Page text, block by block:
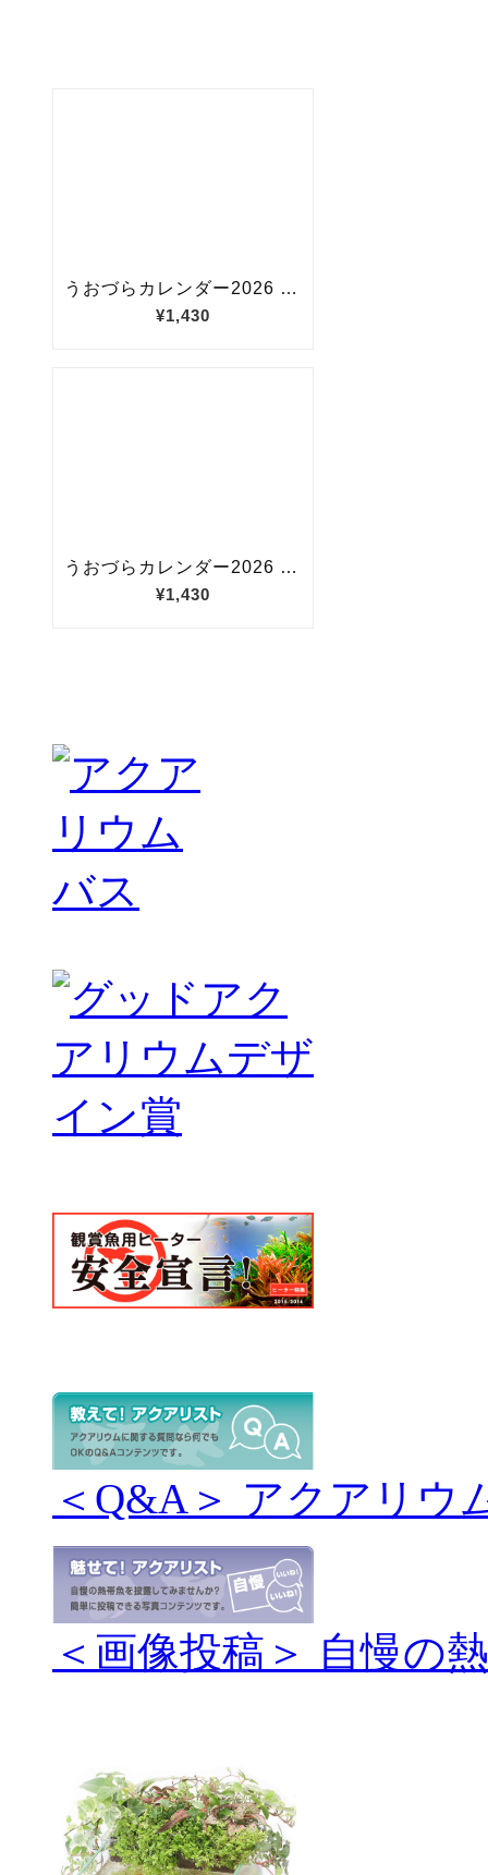
＜Q&A＞ アクアリウ
＜画像投稿＞ 自慢の